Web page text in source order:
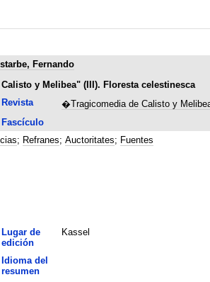
Fernando
y Melibea" (III). Floresta celestinesca
Revista �Tragicomedia de Calisto y
Fascículo
; Refranes; Auctoritates; Fuentes
Lugar de
edición
Kassel
Idioma del
resumen